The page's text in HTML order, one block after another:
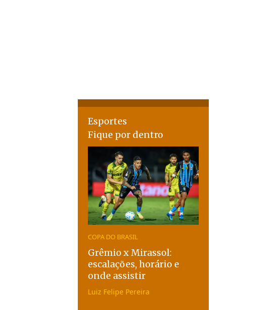
Esportes
Fique por dentro
COPA DO BRASIL
Grêmio x Mirassol:
escalações, horário e
onde assistir
Luiz Felipe Pereira